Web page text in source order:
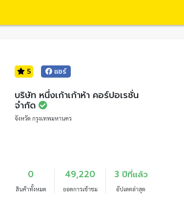
5 แชร์
บริษัท หนึ่งเก้าเก้าห้า คอร์ปอเรชั่น
จำกัด
จังหวัด กรุงเทพมหานคร
0
สินค้าทั้งหมด
49,220
ยอดการเข้าชม
3 ปีที่แล้ว
อัปเดตล่าสุด